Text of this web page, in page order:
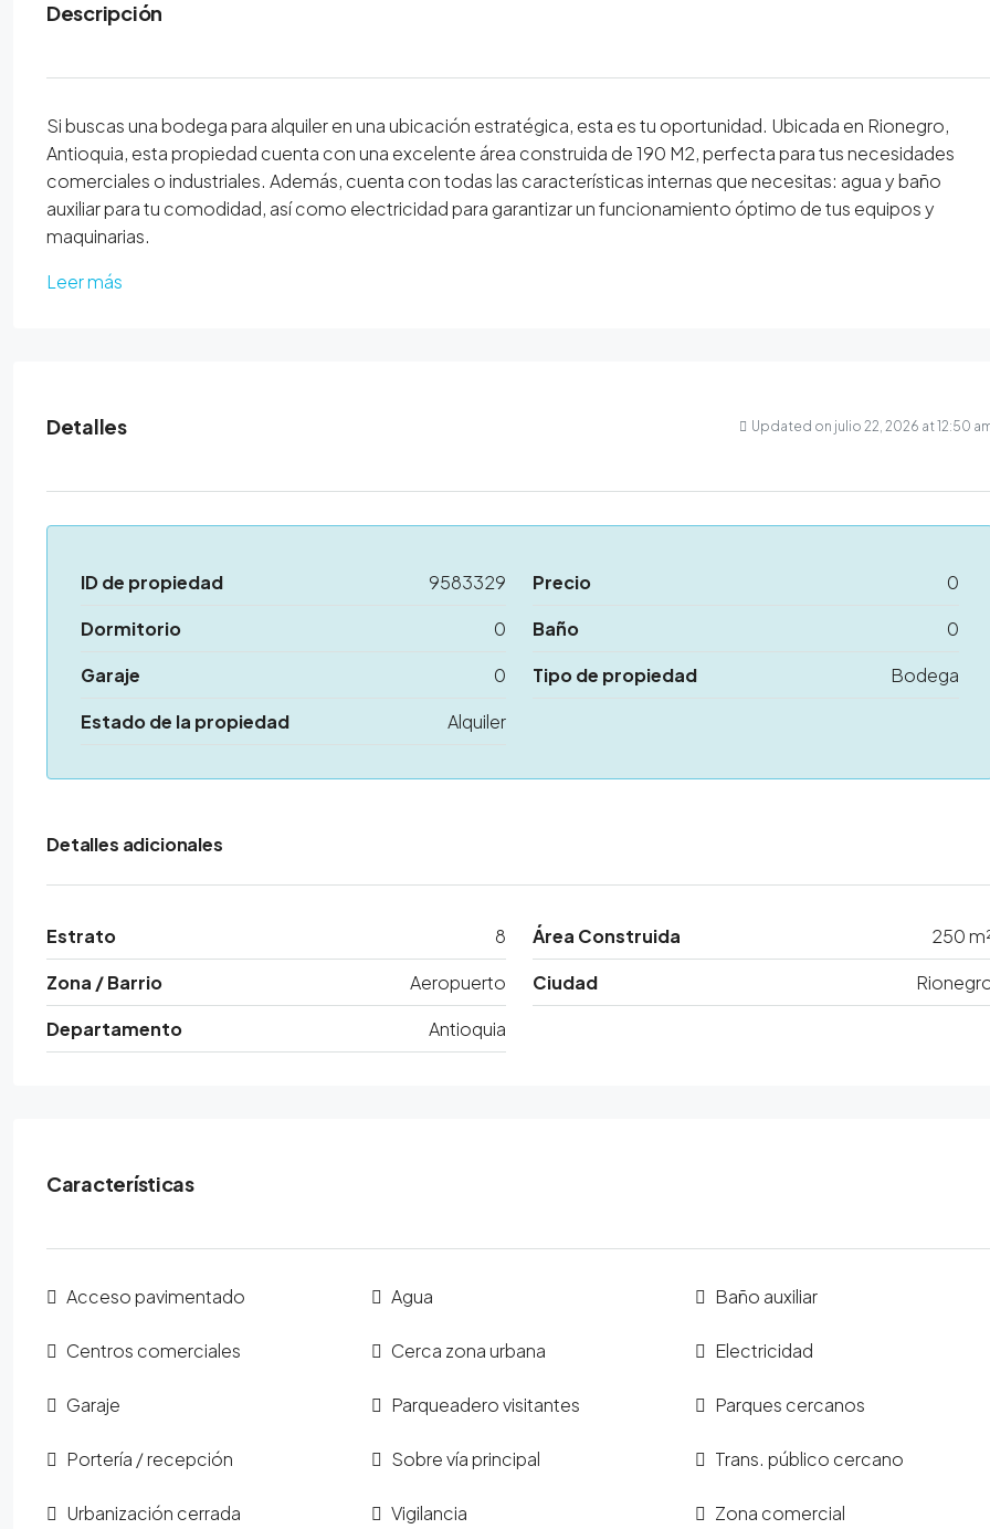
Descripción
Si buscas una bodega para alquiler en una ubicación estratégica, esta es tu oportunidad. Ubicada en Rionegro,
Antioquia, esta propiedad cuenta con una excelente área construida de 190 M2, perfecta para tus necesidades
comerciales o industriales. Además, cuenta con todas las características internas que necesitas: agua y baño
auxiliar para tu comodidad, así como electricidad para garantizar un funcionamiento óptimo de tus equipos y
maquinarias.
Leer más
Detalles Updated on julio 22, 2026 at 12:50
ID de propiedad 9583329 Precio
0
Dormitorio
0 Baño
0
Garaje
0 Tipo de propiedad
Bodega
Estado de la propiedad
Alquiler
Detalles adicionales
Estrato 8 Área Construida
250
Zona / Barrio
Aeropuerto Ciudad
Departamento
Antioquia
Características
Acceso pavimentado Agua Baño auxiliar
Centros comerciales Cerca zona urbana Electricidad
Garaje Parqueadero visitantes Parques cercanos
Portería / recepción Sobre vía principal Trans. público cercano
Urbanización cerrada Vigilancia Zona comercial